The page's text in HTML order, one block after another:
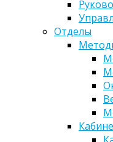
Отделы